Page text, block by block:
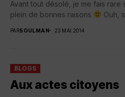
Avant tout désolé, je me fais rare
plein de bonnes raisons
Ouh,
PARSOULMAN 23 MAI 2014
BLOGS
Aux actes citoyens